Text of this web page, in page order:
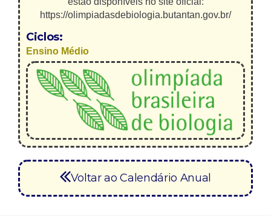
https://olimpiadasdebiologia.butantan.gov.br/
Ciclos:
Ensino Médio
Voltar ao Calendário Anual